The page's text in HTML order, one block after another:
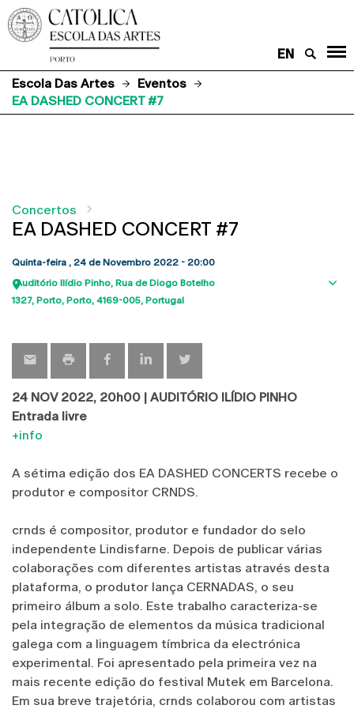
EN
Escola Das Artes
Eventos
EA DASHED CONCERT #7
Concertos
EA DASHED CONCERT #7
Quinta-feira , 24 de Novembro 2022 - 20:00
Auditório Ilídio Pinho Rua de Diogo Botelho
1327 Porto Porto 4169-005 Portugal
24 NOV 2022, 20h00 | AUDITÓRIO ILÍDIO PINHO
Entrada livre
+info
A sétima edição dos EA DASHED CONCERTS recebe o
produtor e compositor CRNDS.
crnds é compositor, produtor e fundador do selo
independente Lindisfarne. Depois de publicar várias
colaborações com diferentes artistas através desta
plataforma, o produtor lança CERNADAS, o seu
primeiro álbum a solo. Este trabalho caracteriza-se
pela integração de elementos da música tradicional
galega com a linguagem tímbrica da electrónica
experimental. Foi apresentado pela primeira vez na
mais recente edição do festival Mutek em Barcelona.
Em sua breve trajetória, crnds colaborou com artistas